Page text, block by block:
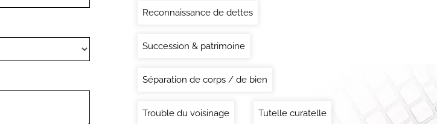
Reconnaissance de dettes
Succession & patrimoine
Séparation de corps / de bien
Trouble du voisinage Tutelle curatelle